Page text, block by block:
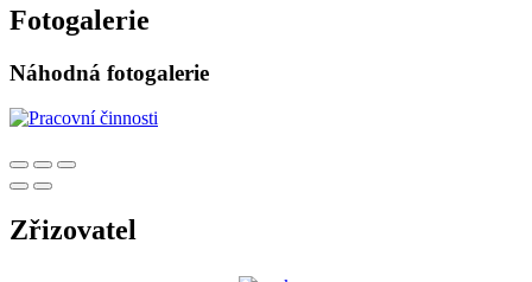
Fotogalerie
Náhodná fotogalerie
Zřizovatel